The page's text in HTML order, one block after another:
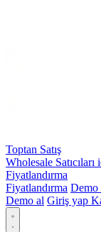
Toptan Satış
Wholesale
Fiyatlandırma
Fiyatlandırma Demo
Demo al Giriş yap